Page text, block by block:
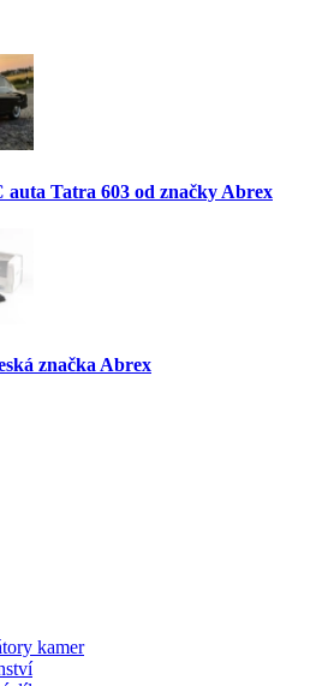
auta Tatra 603 od značky Abrex
značka Abrex
kamer